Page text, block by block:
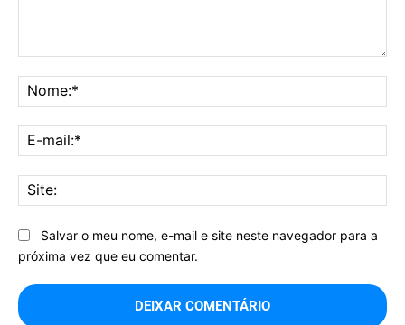
Salvar o meu nome, e-mail e site neste navegador para a
próxima vez que eu comentar.